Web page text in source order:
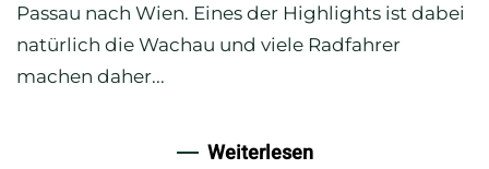
Passau nach Wien. Eines der Highlights ist dabei
natürlich die Wachau und viele Radfahrer
machen daher...
Weiterlesen